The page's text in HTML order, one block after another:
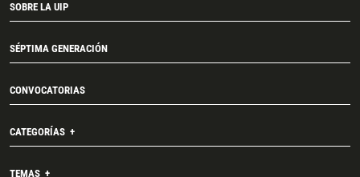
SOBRE LA UIP
SÉPTIMA GENERACIÓN
CONVOCATORIAS
CATEGORÍAS
TEMAS